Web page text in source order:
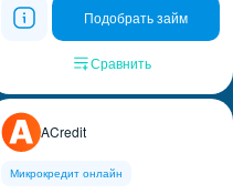
Подобрать займ
Сравнить
ACredit
Микрокредит онлайн